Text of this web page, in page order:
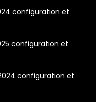
configuration et
configuration et
configuration et